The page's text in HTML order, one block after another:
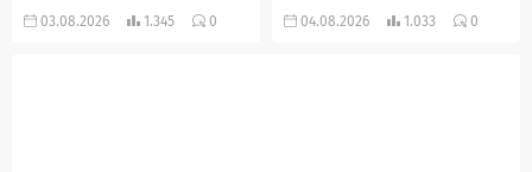
çıkarak devrilen traktörün
03.08.2026 1.345 0
kazasında, pres makinesine
04.08.2026 1.033 0